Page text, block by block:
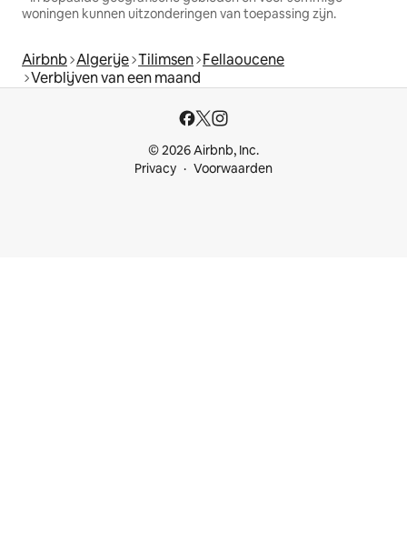
woningen kunnen uitzonderingen van toepassing zijn.
Airbnb Algerije Tilimsen Fellaoucene
Verblijven van een maand
© 2026 Airbnb, Inc.
Privacy
Voorwaarden